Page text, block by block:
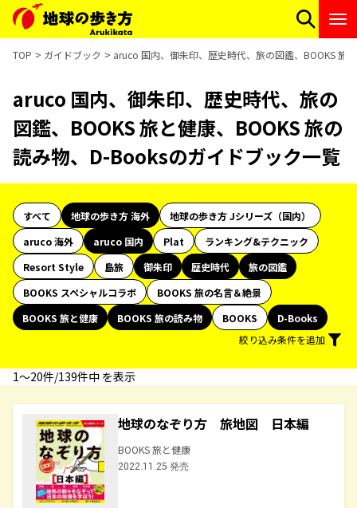
TOP ガイドブック aruco 国内、御朱印、歴史時代、旅の図鑑、BOOKS 旅
aruco 国内、御朱印、歴史時代、旅の
図鑑、BOOKS 旅と健康、BOOKS 旅の
読み物、D-Booksのガイドブック一覧
すべて 地球の歩き方 海外
地球の歩き方 Jシリーズ（国内）
aruco 海外
aruco 国内 Plat
ランキング&テクニック
Resort Style
島旅 御朱印 歴史時代
旅の図鑑
BOOKS スペシャルコラボ
BOOKS 旅の名言＆絶景
BOOKS 旅と健康
BOOKS 旅の読み物 BOOKS
D-Books
絞り込み条件を追加
1〜20件/139件中 を表示
地球のなぞり方 旅地図 日本編
BOOKS 旅と健康
2022.11.25 発売